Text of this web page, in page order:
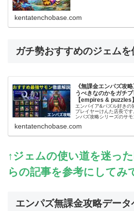
kentatenchobase.com
ガチ勢おすすめのジェム
《無課金エンパズ攻
うべきなのかをガチ
【empires & puzzles】
エンパイア&パズル好きの
プレイヤーけんた店長で
ンパズ攻略シリーズのサ
筆者が、多くのプレイヤー
kentatenchobase.com
↑ジェムの使い道を迷っ
らの記事を参考にしてみ
エンパズ無課金攻略データ